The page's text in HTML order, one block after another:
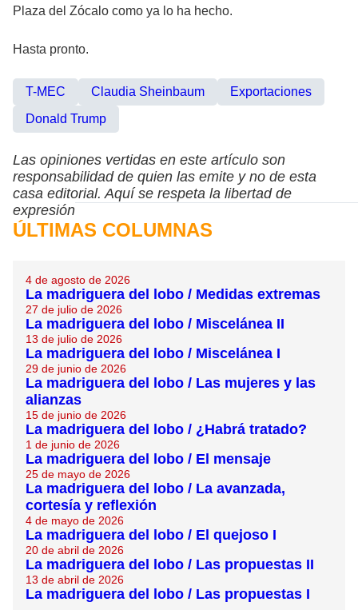
Plaza del Zócalo como ya lo ha hecho.
Hasta pronto.
T-MEC Claudia Sheinbaum
Exportaciones
Donald Trump
Las opiniones vertidas en este artículo son
responsabilidad de quien las emite y no de esta
casa editorial. Aquí se respeta la libertad de
expresión
ÚLTIMAS COLUMNAS
4 de agosto de 2026
La madriguera del lobo / Medidas extremas
27 de julio de 2026
La madriguera del lobo / Miscelánea II
13 de julio de 2026
La madriguera del lobo / Miscelánea I
29 de junio de 2026
La madriguera del lobo / Las mujeres y las
alianzas
15 de junio de 2026
La madriguera del lobo / ¿Habrá tratado?
1 de junio de 2026
La madriguera del lobo / El mensaje
25 de mayo de 2026
La madriguera del lobo / La avanzada,
cortesía y reflexión
4 de mayo de 2026
La madriguera del lobo / El quejoso I
20 de abril de 2026
La madriguera del lobo / Las propuestas II
13 de abril de 2026
La madriguera del lobo / Las propuestas I